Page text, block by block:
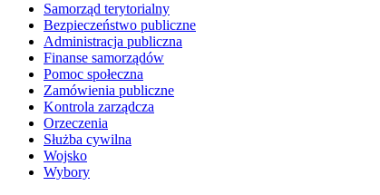
Samorząd terytorialny
Bezpieczeństwo publiczne
Administracja publiczna
Finanse samorządów
Pomoc społeczna
Zamówienia publiczne
Kontrola zarządcza
Orzeczenia
Służba cywilna
Wojsko
Wybory